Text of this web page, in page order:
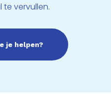
vervullen.
je helpen?